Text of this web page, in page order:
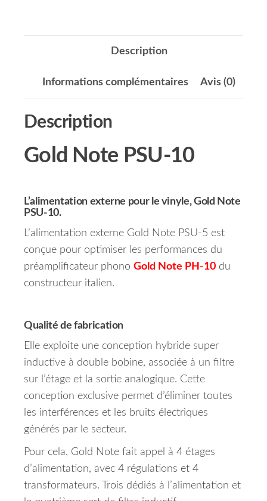
Description
Informations complémentaires Avis (0)
Description
Gold Note PSU-10
L’alimentation externe pour le vinyle, Gold Note
PSU-10.
L’alimentation externe Gold Note PSU-5 est
conçue pour optimiser les performances du
préamplificateur phono Gold Note PH-10 du
constructeur italien.
Qualité de fabrication
Elle exploite une conception hybride super
inductive à double bobine, associée à un filtre
sur l’étage et la sortie analogique. Cette
conception exclusive permet d’éliminer toutes
les interférences et les bruits électriques
générés par le secteur.
Pour cela, Gold Note fait appel à 4 étages
d’alimentation, avec 4 régulations et 4
transformateurs. Trois dédiés à l’alimentation et